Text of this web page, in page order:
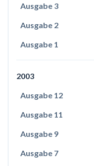
Ausgabe 3
Ausgabe 2
Ausgabe 1
2003
Ausgabe 12
Ausgabe 11
Ausgabe 9
Ausgabe 7